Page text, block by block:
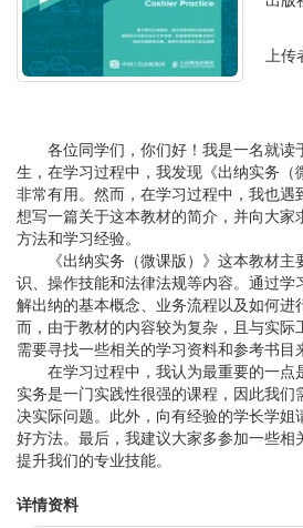
上传
各位同学们，你们好！我是一名就读
生，在学习过程中，我发现《出纳实务（
非常有用。然而，在学习过程中，我也遇
想写一篇关于这本教材的简介，并向大家
方法和学习经验。
《出纳实务（微课版）》这本教材
识、操作技能和法律法规等内容。通过学
解出纳的基本概念、业务流程以及如何进
而，由于教材的内容较为复杂，且与实际
需要寻找一些相关的学习资料和参考书目
在学习过程中，我认为最重要的一点
实务是一门实践性很强的课程，因此我
决实际问题。此外，向有经验的学长学姐
好方法。最后，我建议大家多参加一些相
提升我们的专业技能。
详情资料